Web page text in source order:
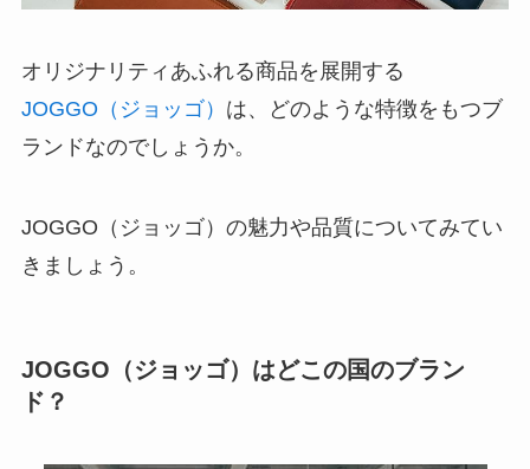
オリジナリティあふれる商品を展開する
JOGGO（ジョッゴ） は、どのような特徴をもつブ
ランドなのでしょうか。
JOGGO（ジョッゴ）の魅力や品質についてみてい
きましょう。
JOGGO（ジョッゴ）はどこの国のブラン
ド？